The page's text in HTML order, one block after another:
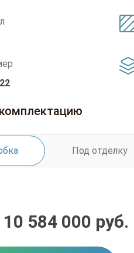
Под отделку
10 584 000 руб.